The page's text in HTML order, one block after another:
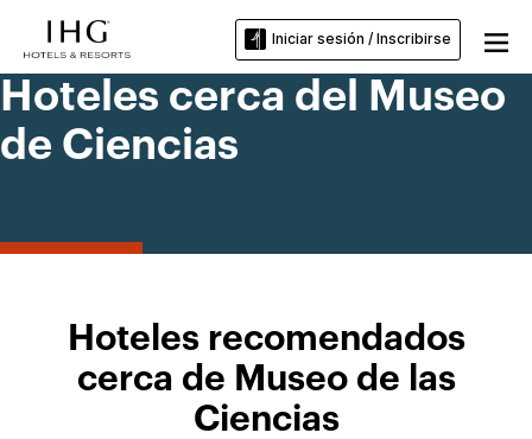
Iniciar sesión / Inscribirse
Hoteles cerca del Museo
de Ciencias
Hoteles recomendados
cerca de Museo de las
Ciencias